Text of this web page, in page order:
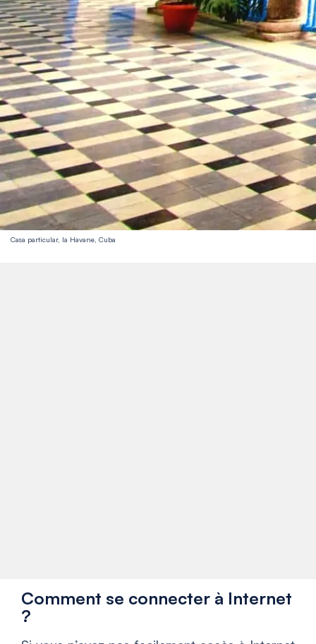
Casa particular, la Havane, Cuba
Comment se connecter à Internet
?